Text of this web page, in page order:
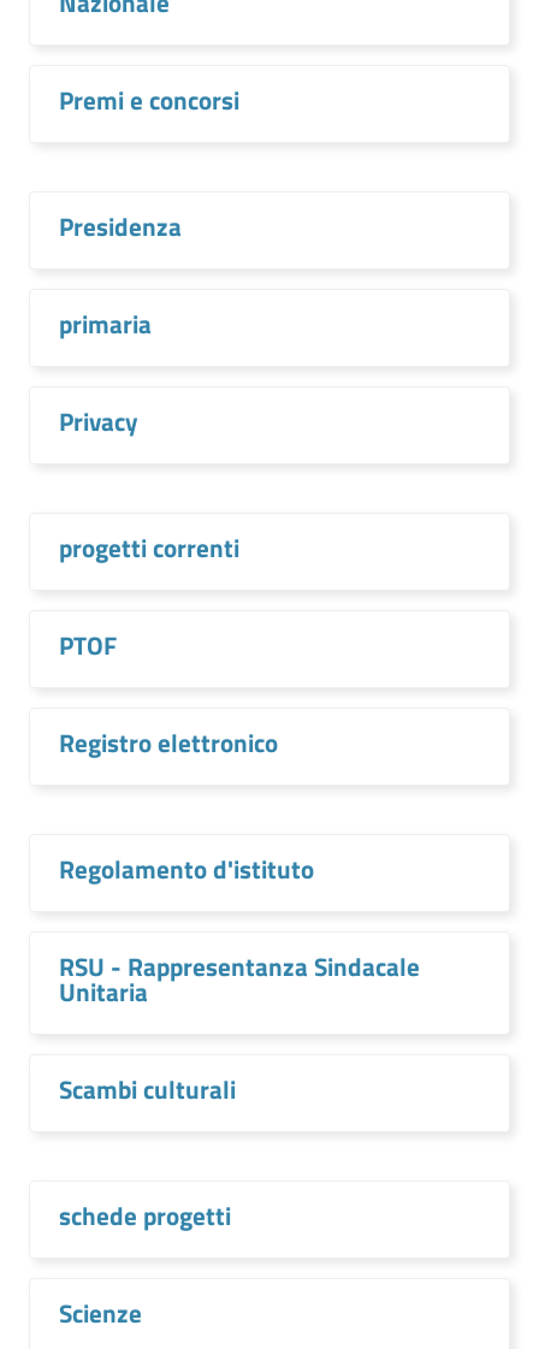
Premi e concorsi
Presidenza
primaria
Privacy
progetti correnti
PTOF
Registro elettronico
Regolamento d'istituto
RSU - Rappresentanza Sindacale
Unitaria
Scambi culturali
schede progetti
Scienze